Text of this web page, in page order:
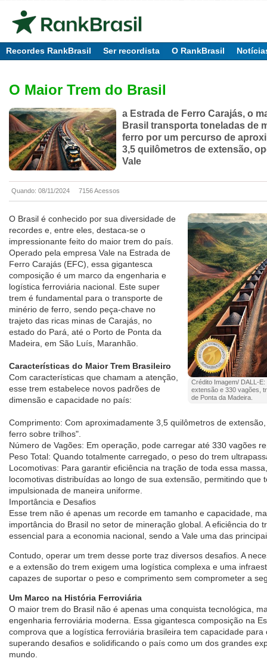
Recordes RankBrasil Ser recordista O RankBrasil
O Maior Trem do Brasil
a Estrada de Ferro Carajás, o
Brasil transporta toneladas de
ferro por um percurso de
3,5 quilômetros de extensão,
Vale
Quando: 08/11/2024 7156 Acessos
Crédito Imagem/ DALL-
extensão e 330 vagões,
de Ponta da Madeira.
O Brasil é conhecido por sua diversidade de
recordes e, entre eles, destaca-se o
impressionante feito do maior trem do país.
Operado pela empresa Vale na Estrada de
Ferro Carajás (EFC), essa gigantesca
composição é um marco da engenharia e
logística ferroviária nacional. Este super
trem é fundamental para o transporte de
minério de ferro, sendo peça-chave no
trajeto das ricas minas de Carajás, no
estado do Pará, até o Porto de Ponta da
Madeira, em São Luís, Maranhão.
Características do Maior Trem Brasileiro
Com características que chamam a atenção,
esse trem estabelece novos padrões de
dimensão e capacidade no país:
Comprimento: Com aproximadamente 3,5 quilômetros de
ferro sobre trilhos".
Número de Vagões: Em operação, pode carregar até 330 vagões
Peso Total: Quando totalmente carregado, o peso do trem
Locomotivas: Para garantir eficiência na tração de toda essa
locomotivas distribuídas ao longo de sua extensão, permitindo que
impulsionada de maneira uniforme.
Importância e Desafios
Esse trem não é apenas um recorde em tamanho e capacidade,
importância do Brasil no setor de mineração global. A eficiência do
essencial para a economia nacional, sendo a Vale uma das
Contudo, operar um trem desse porte traz diversos desafios. A
e a extensão do trem exigem uma logística complexa e uma
capazes de suportar o peso e comprimento sem comprometer a
Um Marco na História Ferroviária
O maior trem do Brasil não é apenas uma conquista tecnológica,
engenharia ferroviária moderna. Essa gigantesca composição na
comprova que a logística ferroviária brasileira tem capacidade
superando desafios e solidificando o país como um dos grandes
mundo.